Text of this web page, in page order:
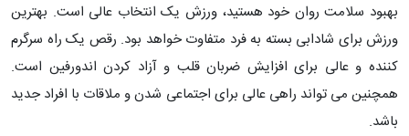
بهبود سلامت روان خود هستید، ورزش یک انتخاب عالی است. بهترین
ورزش برای شادابی بسته به فرد متفاوت خواهد بود. رقص یک راه سرگرم
کننده و عالی برای افزایش ضربان قلب و آزاد کردن اندورفین است.
همچنین می تواند راهی عالی برای اجتماعی شدن و ملاقات با افراد جدید
باشد.